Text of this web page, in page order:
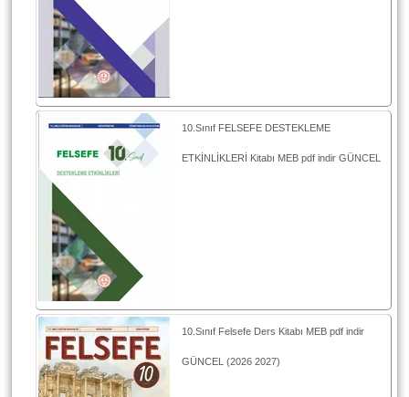
10.Sınıf FELSEFE DESTEKLEME
ETKİNLİKLERİ Kitabı MEB pdf indir GÜNCEL
10.Sınıf Felsefe Ders Kitabı MEB pdf indir
GÜNCEL (2026 2027)